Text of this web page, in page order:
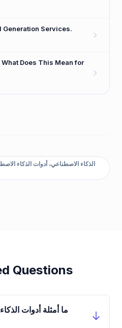
Generation Services.
What Does This Mean for
الذكاء الاصطناعي، أدوات الذكاء
Questions
ما أمثلة أدوات